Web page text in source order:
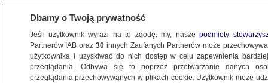
Dbamy o Twoją prywatność
Jeśli użytkownik wyrazi na to zgodę, my, naszepodmioty
Partnerów IAB oraz30 innych Zaufanych Partnerów może
użytkownika i uzyskiwać do nich dostęp w celu zapewnienia
przeglądania. Odbywa się to poprzez przetwarzanie danych
przeglądania przechowywanych w plikach cookie. Użytkownik może